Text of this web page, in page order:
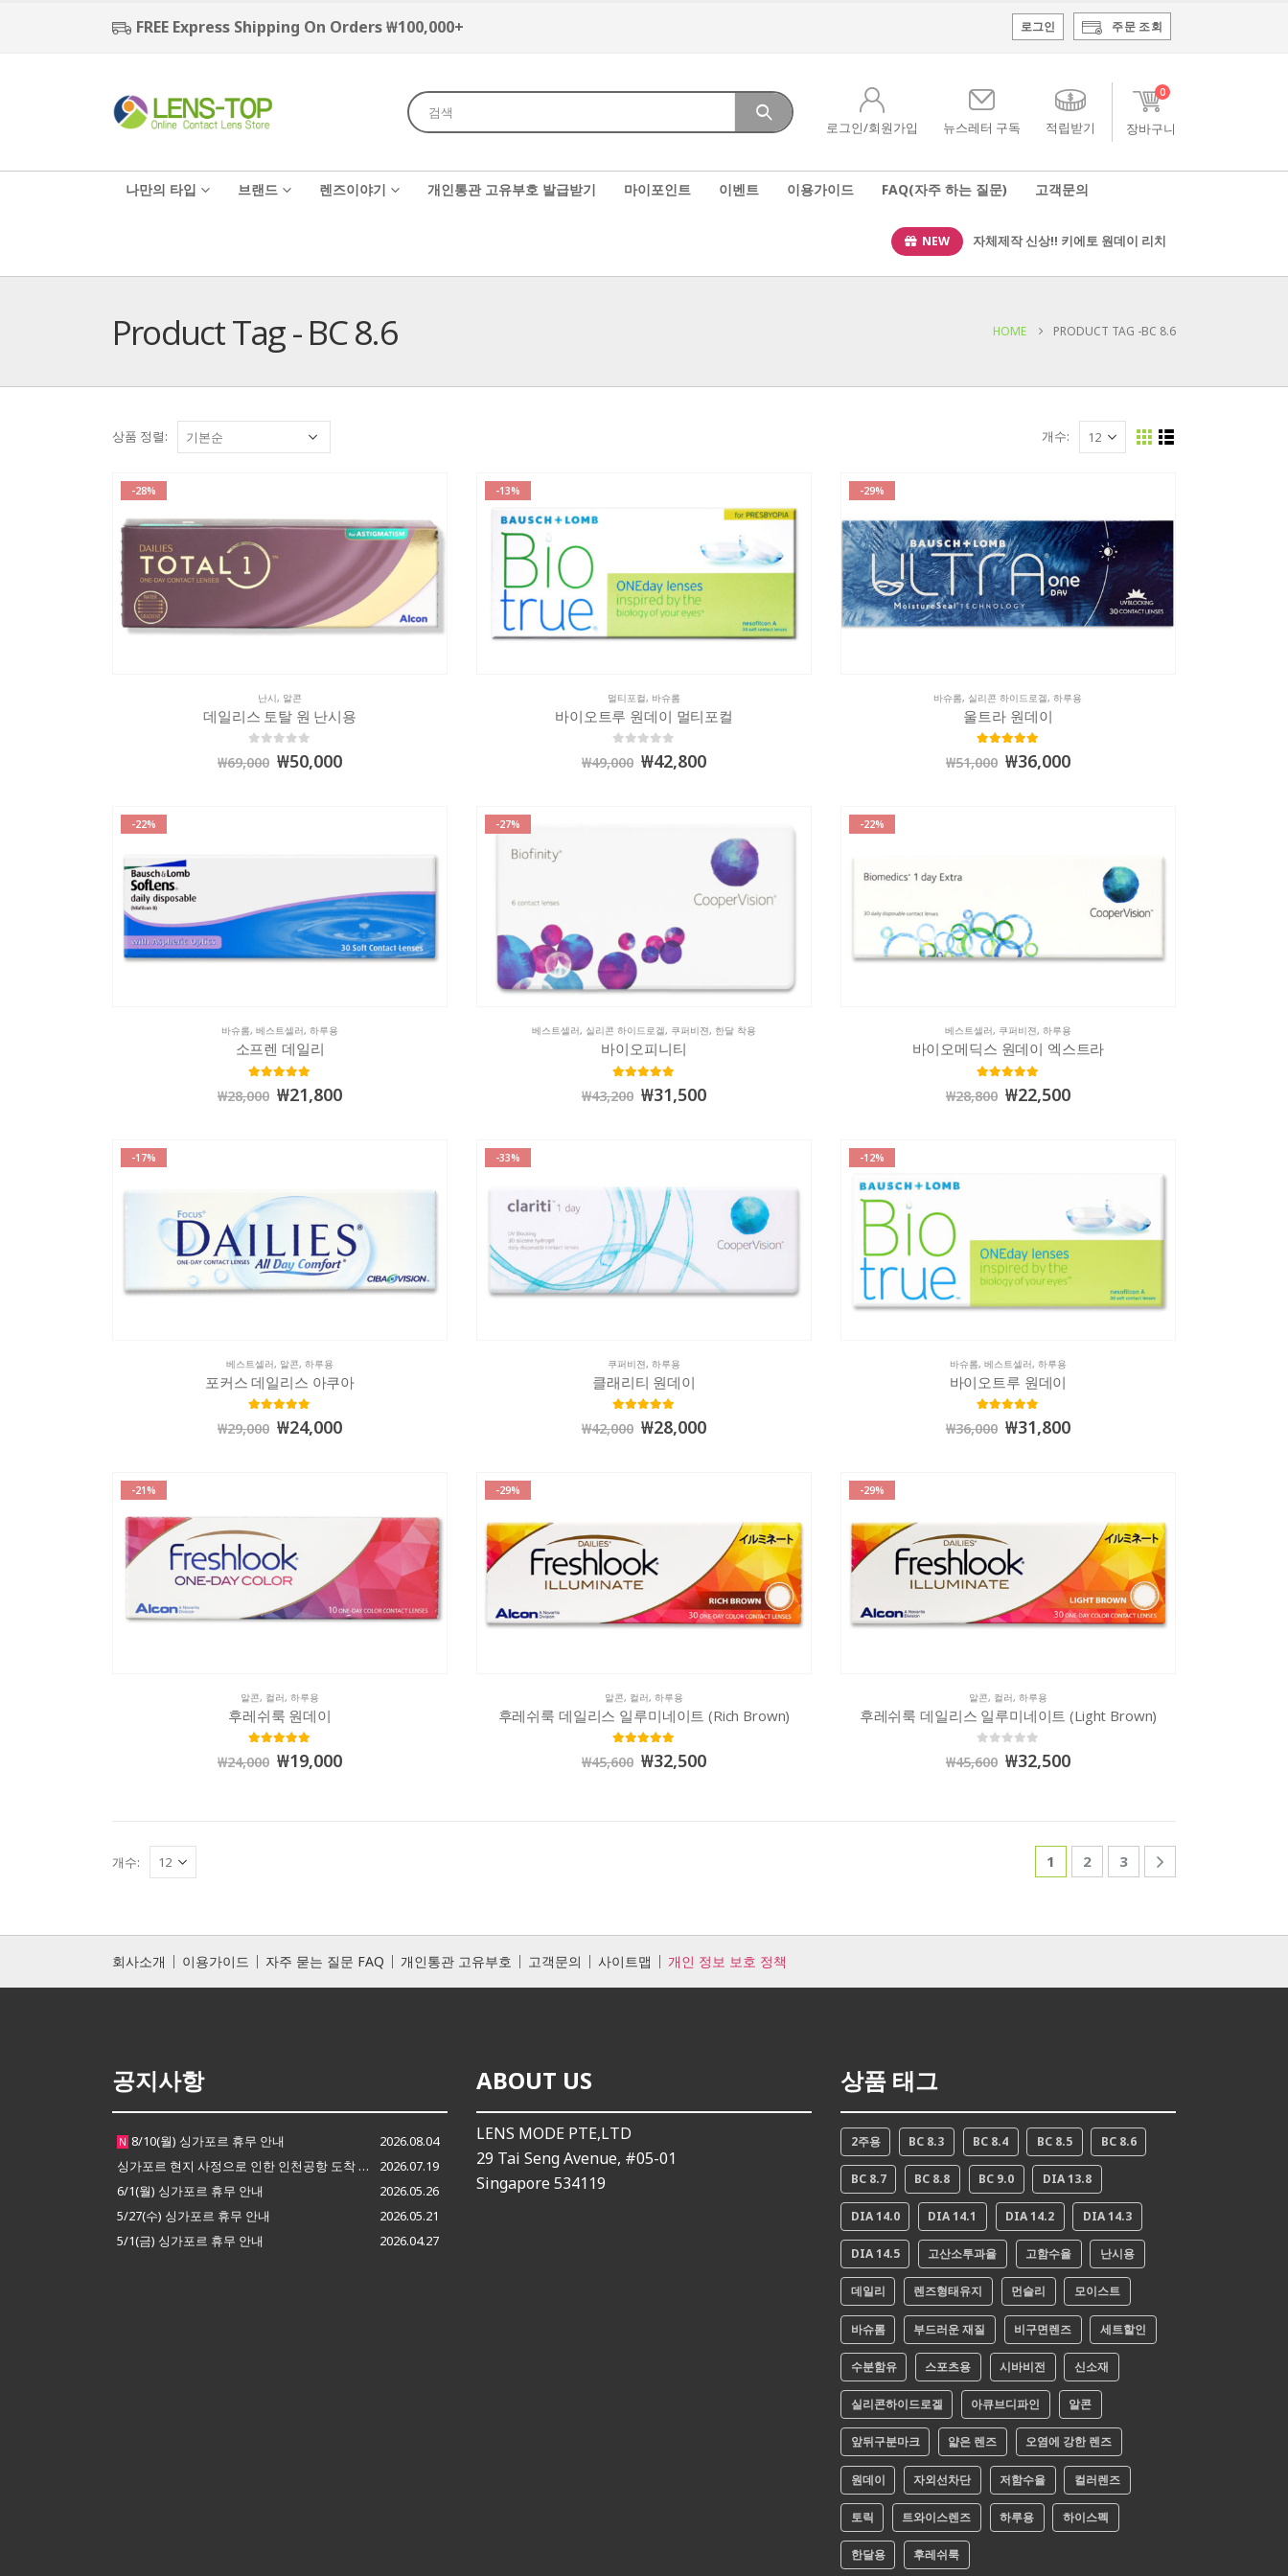
FREE Express Shipping On Orders ₩100,000+ 주문 조회
로그인
로그인/회원가입 뉴스레터 구독 적립받기
0
나만의 타입 브랜드 렌즈이야기 개인통관 고유부호 발급받기 마이포인트 이벤트 이용가이드 FAQ(자주 하는 질문) 고객문의
NEW 자체제작 신상!! 키에토 원데이 리치
Product Tag - BC 8.6 HOME PRODUCT TAG -BC 8.6
상품 정렬: 개수:
-28%
난시, 알콘
데일리스 토탈 원 난시용
out of 5
₩69,000 ₩50,000
-13%
멀티포컬, 바슈롬
바이오트루 원데이 멀티포컬
out of 5
₩49,000 ₩42,800
-29%
바슈롬, 실리콘 하이드로겔,하루용
울트라 원데이
out of 5
₩51,000 ₩36,000
-22%
바슈롬, 베스트셀러, 하루용
소프렌 데일리
₩28,000 ₩21,800
-27%
베스트셀러, 실리콘 하이드로겔, 쿠퍼비젼, 한달 착용
바이오피니티
₩43,200 ₩31,500
-22%
베스트셀러, 쿠퍼비젼, 하루용
바이오메딕스 원데이 엑스트라
₩28,800 ₩22,500
-17%
베스트셀러, 알콘, 하루용
포커스 데일리스 아쿠아
out of 5
₩29,000 ₩24,000
-33%
쿠퍼비젼, 하루용
클래리티 원데이
out of 5
₩42,000 ₩28,000
-12%
바슈롬, 베스트셀러, 하루용
바이오트루 원데이
out of 5
₩36,000 ₩31,800
-21%
알콘, 컬러, 하루용
후레쉬룩 원데이
out of 5
₩24,000 ₩19,000
-29%
알콘, 컬러, 하루용
후레쉬룩 데일리스 일루미네이트 (Rich Brown)
out of 5
₩45,600 ₩32,500
-29%
알콘, 컬러, 하루용
후레쉬룩 데일리스 일루미네이트 (Light Brown)
out of 5
₩45,600 ₩32,500
개수: 1 2 3
회사소개 이용가이드 자주 묻는 질문 FAQ 개인통관 고유부호 고객문의 사이트맵 개인 정보 보호 정책
공지사항
N 8/10(월) 싱가포르 휴무 안내
2026.08.04
싱가포르 현지 사정으로 인한 인천공항 도착 지연 안내
2026.07.19
6/1(월) 싱가포르 휴무 안내
2026.05.26
5/27(수) 싱가포르 휴무 안내
2026.05.21
5/1(금) 싱가포르 휴무 안내
2026.04.27
ABOUT US
LENS MODE PTE,LTD
29 Tai Seng Avenue, #05-01
Singapore 534119
상품 태그
2주용 BC 8.3 BC 8.4 BC 8.5 BC 8.6
BC 8.7 BC 8.8 BC 9.0 DIA 13.8
DIA 14.0 DIA 14.1 DIA 14.2 DIA 14.3
DIA 14.5 고산소투과율 고함수율 난시용
데일리 렌즈형태유지 먼슬리 모이스트
바슈롬 부드러운 재질 비구면렌즈 세트할인
수분함유 스포츠용 시바비전 신소재
실리콘하이드로겔 아큐브디파인 알콘
앞뒤구분마크 얇은 렌즈 오염에 강한 렌즈
원데이 자외선차단 저함수율 컬러렌즈
토릭 트와이스렌즈 하루용 하이스펙
한달용 후레쉬룩